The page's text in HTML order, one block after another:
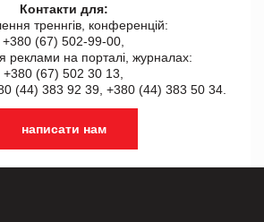
Контакти для:
треннгів, конференцій:
+380 (67) 502-99-00,
реклами на порталі, журналах:
+380 (67) 502 30 13,
(44) 383 92 39, +380 (44) 383 50 34.
написати нам